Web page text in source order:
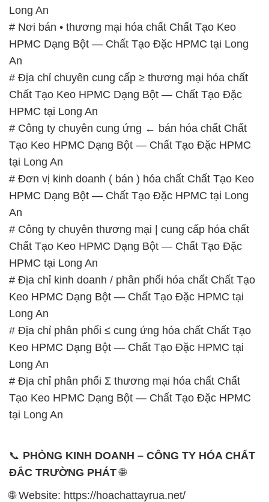
Long An
# Nơi bán • thương mại hóa chất Chất Tạo Keo
HPMC Dạng Bột — Chất Tạo Đặc HPMC tại Long
An
# Địa chỉ chuyên cung cấp ≥ thương mại hóa chất
Chất Tạo Keo HPMC Dạng Bột — Chất Tạo Đặc
HPMC tại Long An
# Công ty chuyên cung ứng ← bán hóa chất Chất
Tạo Keo HPMC Dạng Bột — Chất Tạo Đặc HPMC
tại Long An
# Đơn vị kinh doanh ( bán ) hóa chất Chất Tạo Keo
HPMC Dạng Bột — Chất Tạo Đặc HPMC tại Long
An
# Công ty chuyên thương mại | cung cấp hóa chất
Chất Tạo Keo HPMC Dạng Bột — Chất Tạo Đặc
HPMC tại Long An
# Địa chỉ kinh doanh / phân phối hóa chất Chất Tạo
Keo HPMC Dạng Bột — Chất Tạo Đặc HPMC tại
Long An
# Địa chỉ phân phối ≤ cung ứng hóa chất Chất Tạo
Keo HPMC Dạng Bột — Chất Tạo Đặc HPMC tại
Long An
# Địa chỉ phân phối Σ thương mại hóa chất Chất
Tạo Keo HPMC Dạng Bột — Chất Tạo Đặc HPMC
tại Long An
📞 PHÒNG KINH DOANH – CÔNG TY HÓA CHẤT
ĐẮC TRƯỜNG PHÁT🌐
🌐 Website: https://hoachattayrua.net/